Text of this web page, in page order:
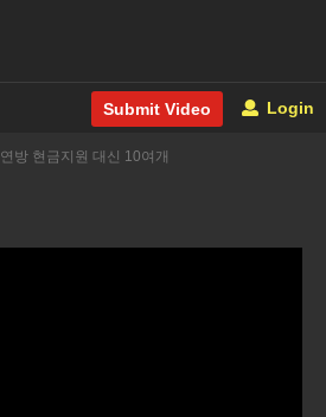
Submit Video Login
연방 현금지원 대신 10여개